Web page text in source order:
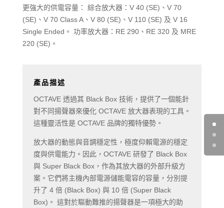
更強大的供電容量： 綜合放大器：V 40 (SE)、V 70
(SE)、V 70 Class A、V 80 (SE)、V 110 (SE) 及 V 16
Single Ended。 功率放大器：RE 290、RE 320 及 MRE
220 (SE)。
產品描述
OCTAVE 透過其 Black Box 技術，提供了一個能針
對不同揚聲器來優化 OCTAVE 放大器表現的工具。
這種靈活性是 OCTAVE 品牌的獨特優勢。
放大器的動態與音調穩定性，極度仰賴電源的穩定
度與供電能力。因此，OCTAVE 研發了 Black Box
與 Super Black Box，作為其放大器的外部升級方
案。它們將主機內部電源儲能電容的容量，分別提
升了 4 倍 (Black Box) 與 10 倍 (Super Black
Box)。 這對於驅動難推的揚聲器是一項極大的助